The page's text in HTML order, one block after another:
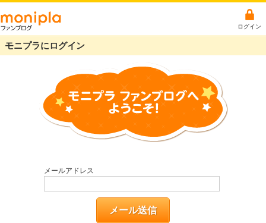
ログイン
モニプラにログイン
メールアドレス
メール送信